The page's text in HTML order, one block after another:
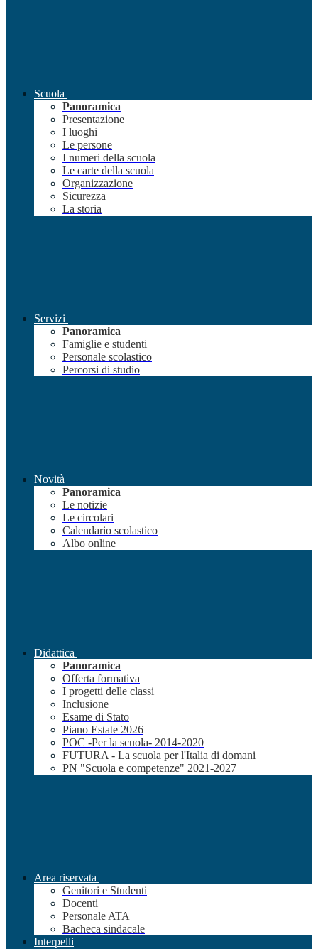
Scuola
Panoramica
Presentazione
I luoghi
Le persone
I numeri della scuola
Le carte della scuola
Organizzazione
Sicurezza
La storia
Servizi
Panoramica
Famiglie e studenti
Personale scolastico
Percorsi di studio
Novità
Panoramica
Le notizie
Le circolari
Calendario scolastico
Albo online
Didattica
Panoramica
Offerta formativa
I progetti delle classi
Inclusione
Esame di Stato
Piano Estate 2026
POC -Per la scuola- 2014-2020
FUTURA - La scuola per l'Italia di domani
PN "Scuola e competenze" 2021-2027
Area riservata
Genitori e Studenti
Docenti
Personale ATA
Bacheca sindacale
Interpelli